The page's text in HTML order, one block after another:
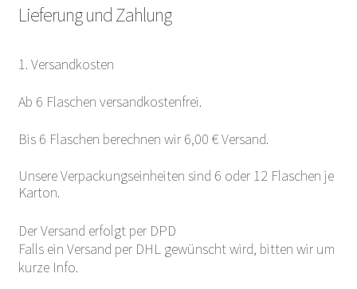
Kasse
AGB & Impressum
Lieferung und Zahlung
Datenschutz
Ökologischer Weinbau
Lieferung und Zahlung
1. Versandkosten
Ab 6 Flaschen versandkostenfrei.
Bis 6 Flaschen berechnen wir 6,00 € Versand.
Unsere Verpackungseinheiten sind 6 oder 12 Flaschen je
Karton.
Der Versand erfolgt per DPD
Falls ein Versand per DHL gewünscht wird, bitten wir um
kurze Info.